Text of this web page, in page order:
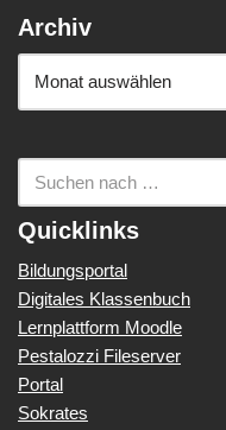
Archiv
Quicklinks
Bildungsportal
Digitales Klassenbuch
Lernplattform Moodle
Pestalozzi Fileserver
Portal
Sokrates